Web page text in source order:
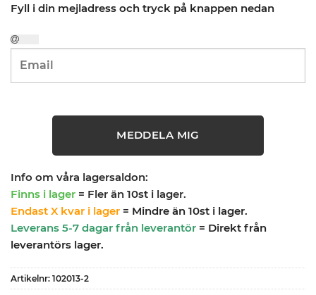
Fyll i din mejladress och tryck på knappen nedan
MEDDELA MIG
Info om våra lagersaldon:
Finns i lager = Fler än 10st i lager.
Endast X kvar i lager = Mindre än 10st i lager.
Leverans 5-7 dagar från leverantör = Direkt från
leverantörs lager.
Artikelnr: 102013-2